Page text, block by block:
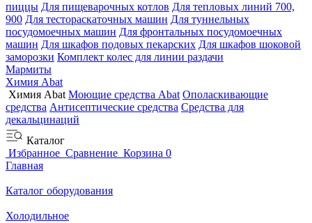
пиццы Для пищеварочных котлов Для тепловых линий 700,
900 Для тестораскаточных машин Для туннельных
посудомоечных машин Для фронтальных посудомоечных
машин Для шкафов подовых пекарских Для шкафов шоковой
заморозки Комплект колес для линии раздачи
Мармиты
Химия Abat
Химия Abat Моющие средства Abat Ополаскивающие
средства Антисептические средства Средства для
декальцинаций
Каталог
Избранное Сравнение Корзина 0
Главная
Каталог оборудования
Холодильное